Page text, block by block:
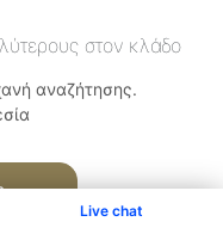
Live chat
στον κλάδο
αναζήτησης.